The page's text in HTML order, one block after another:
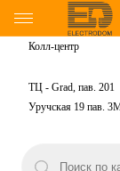
Колл-центр
ТЦ - Grad, пав. 201
Уручская 19 пав.